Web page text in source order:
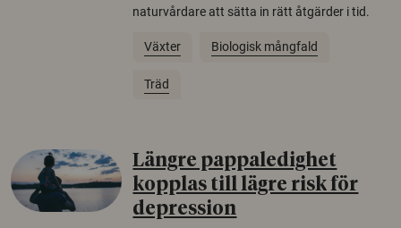
naturvårdare att sätta in rätt åtgärder i tid.
Växter Biologisk mångfald
Träd
Längre pappaledighet
kopplas till lägre risk för
depression